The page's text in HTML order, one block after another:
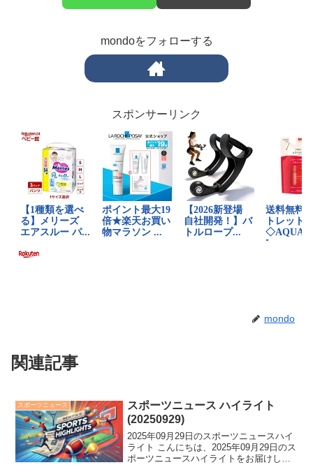
mondoをフォローする
スポンサーリンク
mondo
関連記事
スポーツニュース
スポーツニュース ハイライト
(20250929)
2025年09月29日のスポーツニュースハイ
ライト こんにちは、2025年09月29日のス
ポーツニュースハイライトをお届けしま